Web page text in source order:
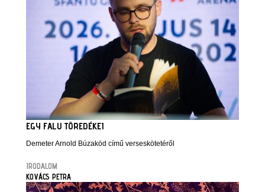
EGY FALU TÖREDÉKEI
Demeter Arnold Búzaköd című verseskötetéről
IRODALOM
KOVÁCS PETRA